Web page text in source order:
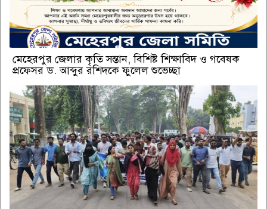
মেহেরপুর জেলার কৃতি সন্তান, বিশিষ্ট শিক্ষাবিদ ও গবেষক
প্রফেসর ড. আব্দুর রশিদকে ফুলেল শুভেচ্ছা